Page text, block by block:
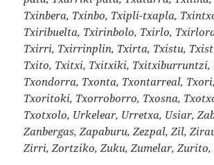
Txinbera, Txinbo, Txipli-txapla,
Txiribuelta, Txirinbolo, Txirlo,
Txirri, Txirrinplin, Txirta, Txistu,
Txito, Txitxi, Txitxiki, Txitxiburruntzi,
Txondorra, Txonta, Txontarreal,
Txoritoki, Txorroborro, Txosna,
Txotxolo, Urkelear, Urretxa, Usiar,
Zanbergas, Zapaburu, Zezpal, Zil,
Zirri, Zortziko, Zuku, Zumelar,